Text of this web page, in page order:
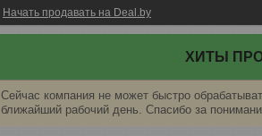
Начать продавать на Deal.by
ХИТЫ
Сейчас компания не может быстро
ближайший рабочий день. Спасибо за